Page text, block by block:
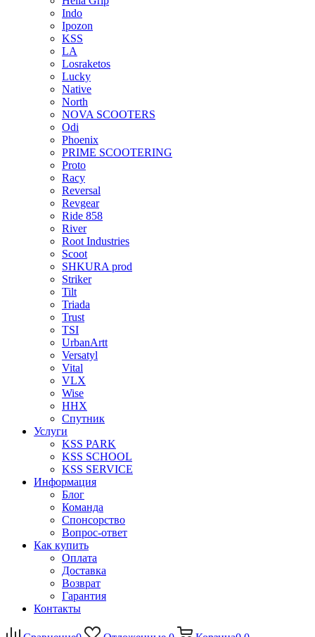
Indo
Ipozon
KSS
LA
Losraketos
Lucky
Native
North
NOVA SCOOTERS
Odi
Phoenix
PRIME SCOOTERING
Proto
Racy
Reversal
Revgear
Ride 858
River
Root Industries
Scoot
SHKURA рrоd
Striker
Tilt
Triada
Trust
TSI
UrbanArtt
Versatyl
Vital
VLX
Wise
ННХ
Спутник
Услуги
KSS PARK
KSS SCHOOL
KSS SERVICE
Информация
Блог
Команда
Спонсорство
Вопрос-ответ
Как купить
Оплата
Доставка
Возврат
Гарантия
Контакты